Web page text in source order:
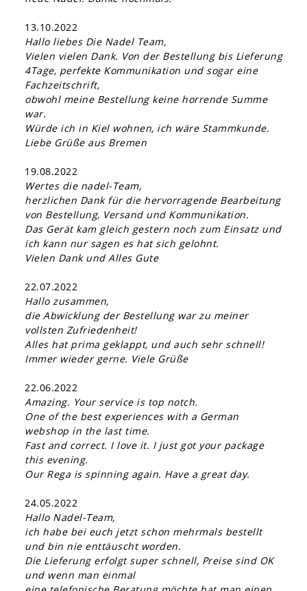
13.10.2022
Hallo liebes Die Nadel Team,
Vielen vielen Dank. Von der Bestellung bis Lieferung
4Tage, perfekte Kommunikation und sogar eine
Fachzeitschrift,
obwohl meine Bestellung keine horrende Summe
war.
Würde ich in Kiel wohnen, ich wäre Stammkunde.
Liebe Grüße aus Bremen
19.08.2022
Wertes die nadel-Team,
herzlichen Dank für die hervorragende Bearbeitung
von Bestellung, Versand und Kommunikation.
Das Gerät kam gleich gestern noch zum Einsatz und
ich kann nur sagen es hat sich gelohnt.
Vielen Dank und Alles Gute
22.07.2022
Hallo zusammen,
die Abwicklung der Bestellung war zu meiner
vollsten Zufriedenheit!
Alles hat prima geklappt, und auch sehr schnell!
Immer wieder gerne. Viele Grüße
22.06.2022
Amazing. Your service is top notch.
One of the best experiences with a German
webshop in the last time.
Fast and correct. I love it. I just got your package
this evening.
Our Rega is spinning again. Have a great day.
24.05.2022
Hallo Nadel-Team,
ich habe bei euch jetzt schon mehrmals bestellt
und bin nie enttäuscht worden.
Die Lieferung erfolgt super schnell, Preise sind OK
und wenn man einmal